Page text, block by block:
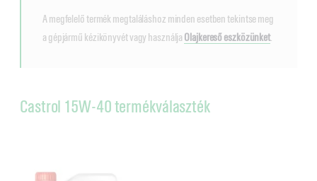
A megfelelő termék megtaláláshoz minden esetben tekintse meg
a gépjármű kézikönyvét vagy használja Olajkereső eszközünket.
Castrol 15W-40 termékválaszték